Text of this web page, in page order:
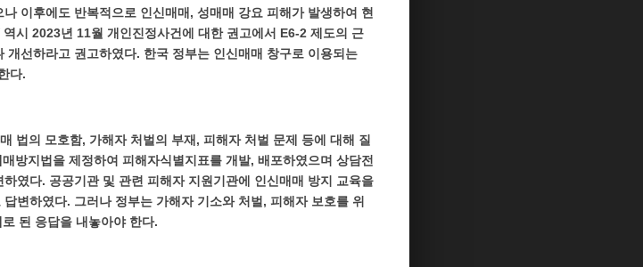
이후에도 반복적으로 인신매매, 성매매 강요 피해가 발생하여 현
시 2023년 11월 개인진정사건에 대한 권고에서 E6-2 제도의 근
개선하라고 권고하였다. 한국 정부는 인신매매 창구로 이용되는
다.
법의 모호함, 가해자 처벌의 부재, 피해자 처벌 문제 등에 대해 질
방지법을 제정하여 피해자식별지표를 개발, 배포하였으며 상담전
였다. 공공기관 및 관련 피해자 지원기관에 인신매매 방지 교육을
변하였다. 그러나 정부는 가해자 기소와 처벌, 피해자 보호를 위
된 응답을 내놓아야 한다.